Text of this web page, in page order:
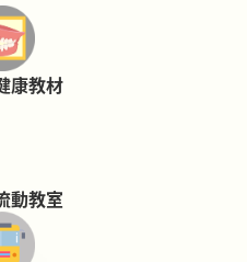
康教材
動教室